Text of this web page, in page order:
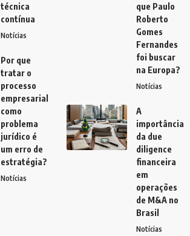
técnica
contínua
Notícias
Por que
tratar o
processo
empresarial
como
problema
jurídico é
um erro de
estratégia?
Notícias
que Paulo
Roberto
Gomes
Fernandes
foi buscar
na Europa?
Notícias
A
importância
da due
diligence
financeira
em
operações
de M&A no
Brasil
Notícias